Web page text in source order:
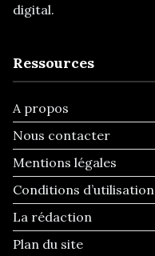
digital.
Ressources
A propos
Nous contacter
Mentions légales
Conditions d’utilisation
La rédaction
Plan du site